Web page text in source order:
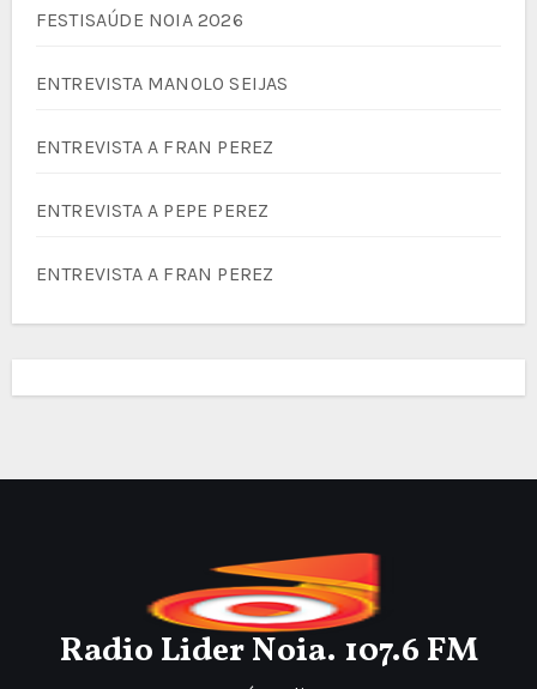
FESTISAÚDE NOIA 2026
ENTREVISTA MANOLO SEIJAS
ENTREVISTA A FRAN PEREZ
ENTREVISTA A PEPE PEREZ
ENTREVISTA A FRAN PEREZ
Radio Lider Noia. 107.6 FM